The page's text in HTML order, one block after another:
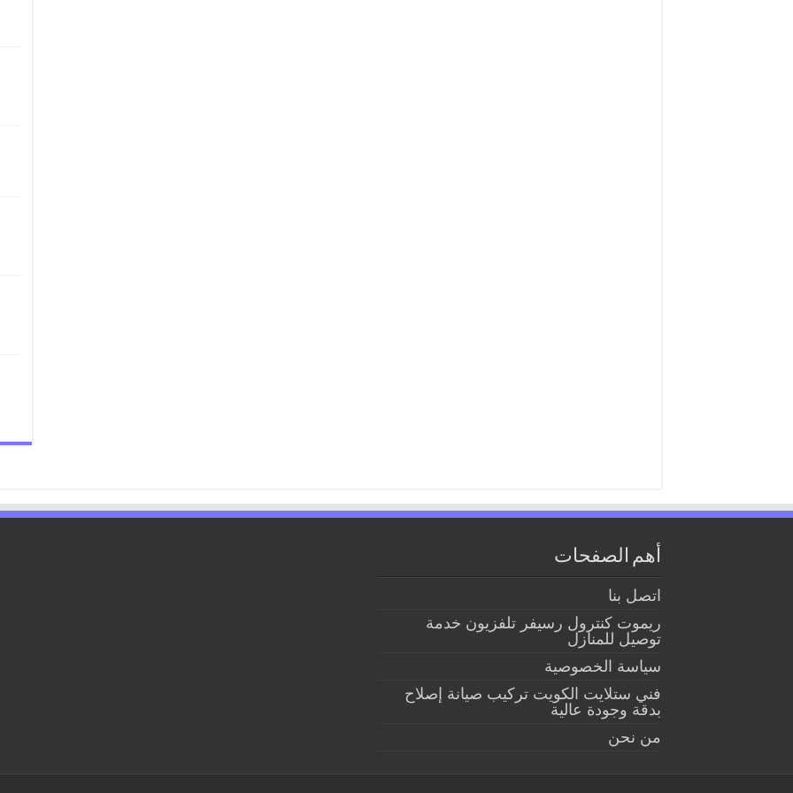
أهم الصفحات
اتصل بنا
ريموت كنترول رسيفر تلفزيون خدمة
توصيل للمنازل
سياسة الخصوصية
فني ستلايت الكويت تركيب صيانة إصلاح
بدقة وجودة عالية
من نحن